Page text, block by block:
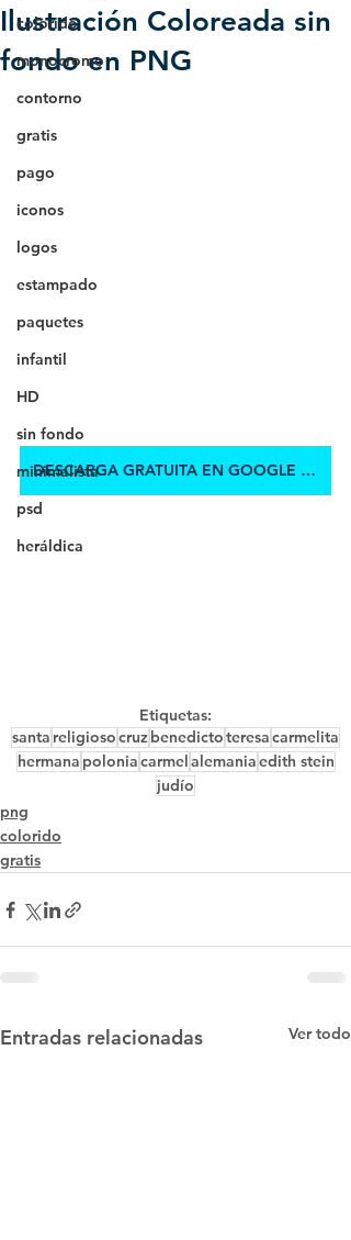
colorido
monocromo
contorno
gratis
pago
iconos
logos
estampado
paquetes
infantil
HD
sin fondo
minimalista
psd
heráldica
Ilustración Coloreada sin
fondo en PNG
DESCARGA GRATUITA EN GOOGLE DRIVE
Etiquetas:
santa religiosocruzbenedictoteresacarmelita
hermana poloniacarmelalemaniaedith stein
judío
png
colorido
gratis
Entradas relacionadas Ver todo